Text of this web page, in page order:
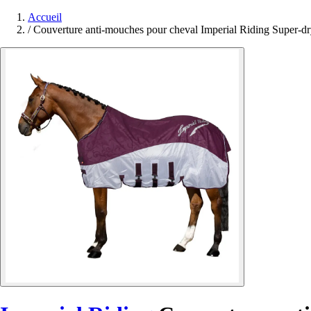
Accueil
/ Couverture anti-mouches pour cheval Imperial Riding Super-